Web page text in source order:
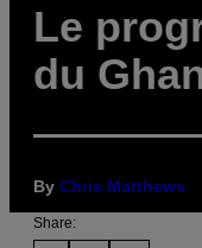
Le
du
By Chris Matthews
Share: